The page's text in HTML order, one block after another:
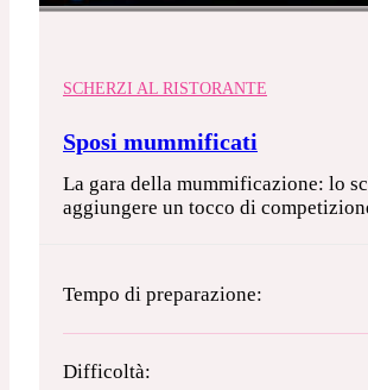
SCHERZI AL RISTORANTE
Sposi mummificati
La gara della mummificazione: lo
aggiungere un tocco di
Tempo di preparazione:
Difficoltà: